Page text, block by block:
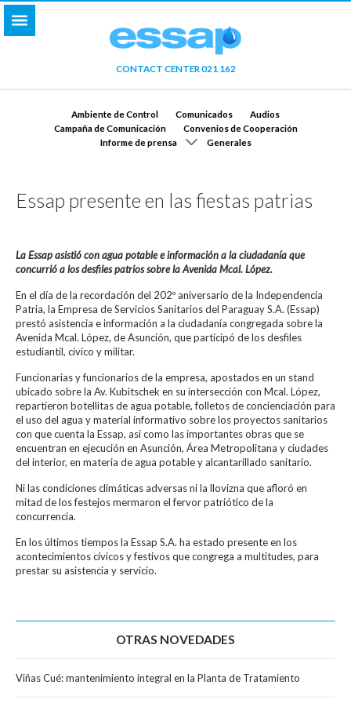
CONTACT CENTER 021 162
Ambiente de Control Comunicados
Audios
Campaña de Comunicación
Convenios de Cooperación
Informe de prensa
Generales
Essap presente en las fiestas patrias
La Essap asistió con agua potable e información a la ciudadanía que
concurrió a los desfiles patrios sobre la Avenida Mcal. López.
En el día de la recordación del 202º aniversario de la Independencia
Patria, la Empresa de Servicios Sanitarios del Paraguay S.A. (Essap)
prestó asistencia e información a la ciudadanía congregada sobre la
Avenida Mcal. López, de Asunción, que participó de los desfiles
estudiantil, cívico y militar.
Funcionarias y funcionarios de la empresa, apostados en un stand
ubicado sobre la Av. Kubitschek en su intersección con Mcal. López,
repartieron botellitas de agua potable, folletos de concienciación para
el uso del agua y material informativo sobre los proyectos sanitarios
con que cuenta la Essap, así como las importantes obras que se
encuentran en ejecución en Asunción, Área Metropolitana y ciudades
del interior, en materia de agua potable y alcantarillado sanitario.
Ni las condiciones climáticas adversas ni la llovizna que afloró en
mitad de los festejos mermaron el fervor patriótico de la
concurrencia.
En los últimos tiempos la Essap S.A. ha estado presente en los
acontecimientos cívicos y festivos que congrega a multitudes, para
prestar su asistencia y servicio.
OTRAS NOVEDADES
Viñas Cué: mantenimiento integral en la Planta de Tratamiento